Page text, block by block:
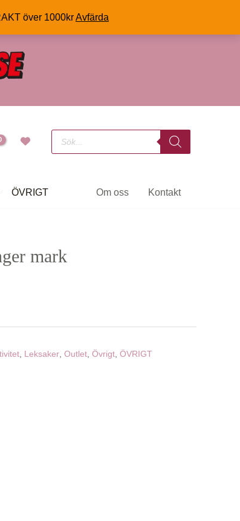
över 1000krAvfärda
Products
search
ÖVRIGT Om oss Kontakt
mark
Leksaker Outlet Övrigt ÖVRIGT